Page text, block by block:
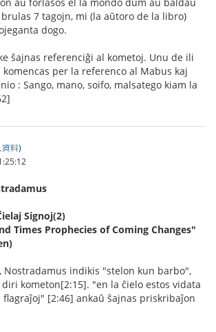
7 tagojn, mi (la aŭtoro de la libro)
dogo.
ŝajnas referenciĝi al kometoj. Unu de ili
per la referenco al Mabus kaj
: Sango, mano, soifo, malsatego kiam la
資料)
Signoj(2)
Times Prophecies of Coming Changes"
Nostradamus indikis "stelon kun barbo",
kometon[2:15]. "en la ĉielo estos vidata
[2:46] ankaŭ ŝajnas priskribaĵon